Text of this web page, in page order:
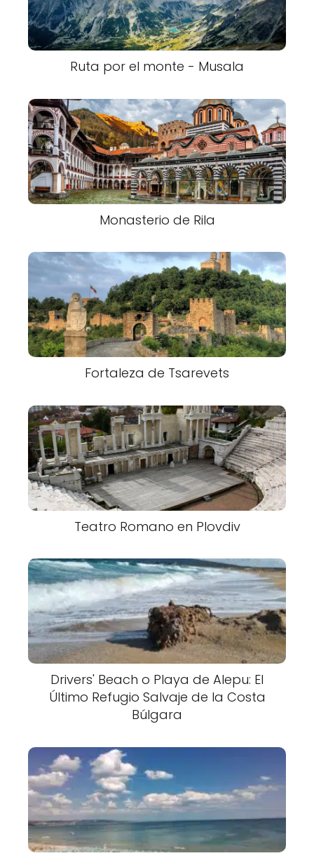
Ruta por el monte - Musala
Monasterio de Rila
Fortaleza de Tsarevets
Teatro Romano en Plovdiv
Drivers' Beach o Playa de Alepu: El
Último Refugio Salvaje de la Costa
Búlgara